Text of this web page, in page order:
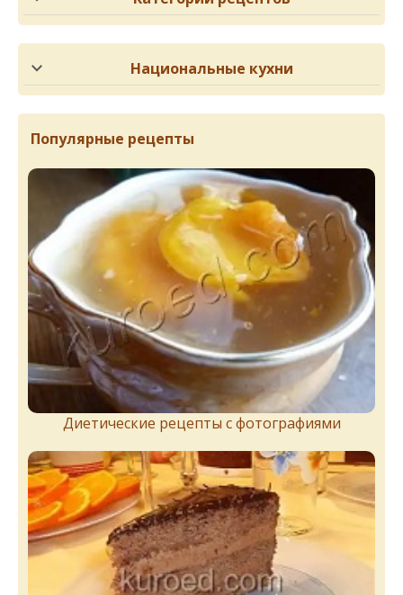
Национальные кухни
Популярные рецепты
Диетические рецепты с фотографиями